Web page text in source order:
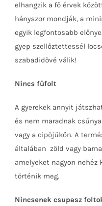
elhangzik a fő érvek
hányszor mondják, a
egyik legfontosabb
gyep szellőztettessél
szabadidővé válik!
Nincs fűfolt
A gyerekek annyit
és nem maradnak
vagy a cipőjükön. A
általában zöld vagy
amelyeket nagyon
történik meg.
Nincsenek csupasz